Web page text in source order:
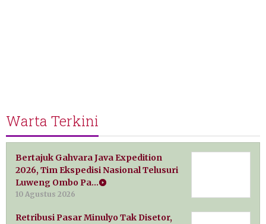
Warta Terkini
Bertajuk Gahvara Java Expedition
2026, Tim Ekspedisi Nasional Telusuri
Luweng Ombo Pa…
10 Agustus 2026
Retribusi Pasar Minulyo Tak Disetor,